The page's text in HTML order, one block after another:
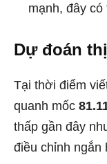
mạnh, đây
Dự đoán
Tại thời điểm
quanh mốc
thấp gần đây
điều chỉnh ngắn